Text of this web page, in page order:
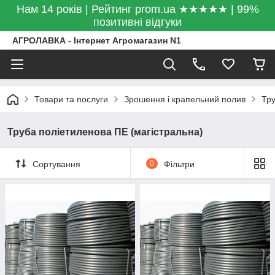
Нам 14 років | Рейтинг prom.ua ★★★★★ | 99%
позитивні відгуки
АГРОЛАВКА - Інтернет Агромагазин N1
Товари та послуги Зрошення і крапельний полив
Труба поліетиленова ПЕ (магістральна)
Сортування 0 Фільтри